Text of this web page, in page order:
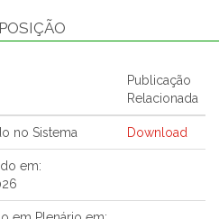
Publicação
Relacionada
no Sistema Download
em: